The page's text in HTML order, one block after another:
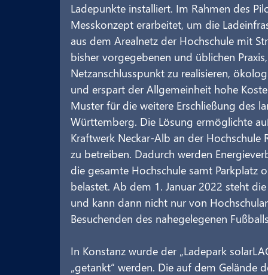
Ladepunkte installiert. Im Rahmen des
Messkonzept erarbeitet, um die
aus dem Arealnetz der Hochschule mit
bisher vorgegebenen und üblichen
Netzanschlusspunkt zu realisieren,
und erspart der Allgemeinheit hohe
Muster für die weitere Erschließung des
Württemberg. Die Lösung ermöglichte
Kraftwerk Neckar-Alb an der
zu betreiben. Dadurch werden
die gesamte Hochschule samt
belastet. Ab dem 1. Januar 2022 steht
und kann dann nicht nur von
Besuchenden des nahegelegenen
In Konstanz wurde der „Ladepark
„getankt“ werden. Die auf dem Gelände